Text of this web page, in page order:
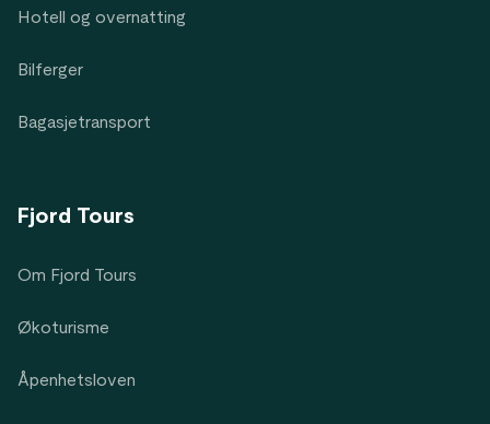
Hotell og overnatting
Bilferger
Bagasjetransport
Fjord Tours
Om Fjord Tours
Økoturisme
Åpenhetsloven